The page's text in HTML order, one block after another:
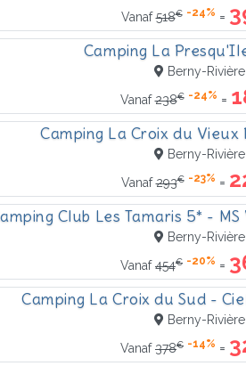
Vanaf518€ -24% =
Camping La
Berny-Rivière
Vanaf238€ -24% =
Camping La Croix du Vieux
Berny-Rivière
Vanaf293€ -23% =
Club Les Tamaris 5* - MS
Berny-Rivière
Vanaf454€ -20% =
Camping La Croix du Sud -
Berny-Rivière
Vanaf378€ -14% =